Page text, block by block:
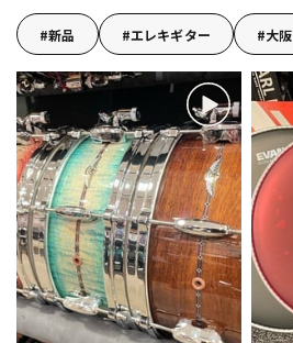
管楽器
アンプ
DJ機器
DTM オンライン納品
配信/ライブ機器
新品 エレキギター 大阪